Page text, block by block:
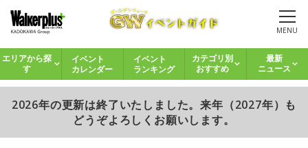
MENU
エリアから探
す
イベント
カレンダー
イベント
ランキング
カテゴリ別
おすすめ
最新
ニュース
2026年の更新は終了いたしました。来年（2027年）も
どうぞよろしくお願いします。